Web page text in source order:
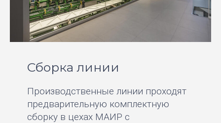
Сборка линии
Производственные линии проходят
предварительную комплектную
сборку в цехах МАИР с